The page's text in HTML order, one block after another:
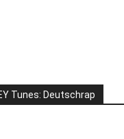
Tunes: Deutschrap